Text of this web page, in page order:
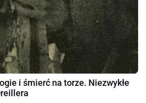
i śmierć na torze. Niezwykłe